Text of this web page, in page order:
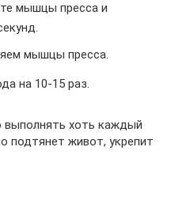
мышцы пресса и
мышцы пресса.
на 10-15 раз.
хоть каждый
подтянет живот, укрепит